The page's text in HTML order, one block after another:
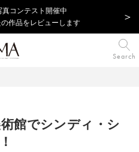
コンテスト開催中
作品をレビューします
Search
館でシンディ・シ